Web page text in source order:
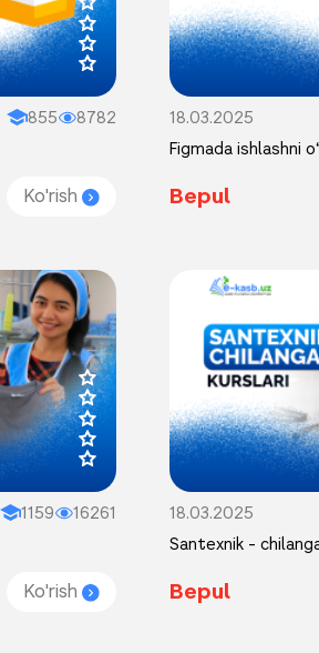
855
8782
Ko'rish
18.03.2025
Figmada ishlashni
Bepul
1159
16261
Ko'rish
18.03.2025
Santexnik -
Bepul